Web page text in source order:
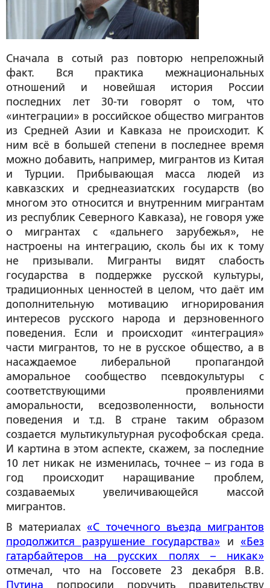
Сначала в сотый раз повторю непреложный
факт. Вся практика межнациональных
отношений и новейшая история России
последних лет 30-ти говорят о том, что
«интеграции» в российское общество мигрантов
из Средней Азии и Кавказа не происходит. К
ним всё в большей степени в последнее время
можно добавить, например, мигрантов из Китая
и Турции. Прибывающая масса людей из
кавказских и среднеазиатских государств (во
многом это относится и внутренним мигрантам
из республик Северного Кавказа), не говоря уже
о мигрантах с «дальнего зарубежья», не
настроены на интеграцию, сколь бы их к тому
не призывали. Мигранты видят слабость
государства в поддержке русской культуры,
традиционных ценностей в целом, что даёт им
дополнительную мотивацию игнорирования
интересов русского народа и дерзновенного
поведения. Если и происходит «интеграция»
части мигрантов, то не в русское общество, а в
насаждаемое либеральной пропагандой
аморальное сообщество псевдокультуры с
соответствующими проявлениями
аморальности, вседозволенности, вольности
поведения и т.д. В стране таким образом
создается мультикультурная русофобская среда.
И картина в этом аспекте, скажем, за последние
10 лет никак не изменилась, точнее – из года в
год происходит наращивание проблем,
создаваемых увеличивающейся массой
мигрантов.
В материалах «С точечного въезда мигрантов
продолжится разрушение государства» и «Без
гатарбайтеров на русских полях – никак»
отмечал, что на Госсовете 23 декабря В.В.
Путина попросили поручить правительству